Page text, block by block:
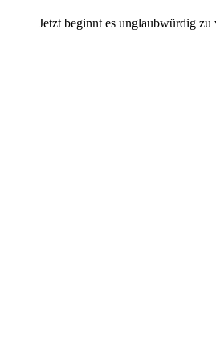
Jetzt beginnt es unglaubwürdig zu